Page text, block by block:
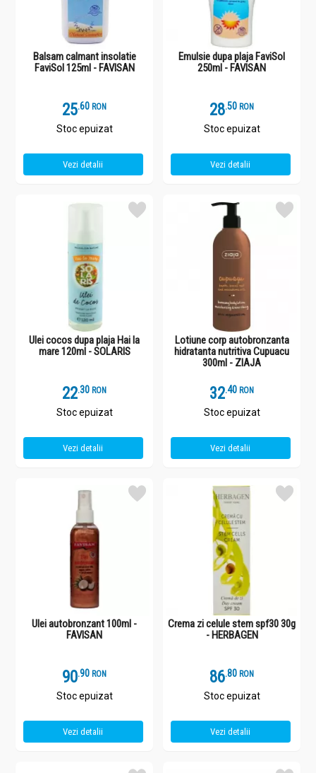
Balsam calmant insolatie
FaviSol 125ml - FAVISAN
25.6 RON
Stoc epuizat
Vezi detalii
Emulsie dupa plaja FaviSol
250ml - FAVISAN
28.5 RON
Stoc epuizat
Vezi detalii
Ulei cocos dupa plaja Hai la
mare 120ml - SOLARIS
22.3 RON
Stoc epuizat
Vezi detalii
Lotiune corp autobronzanta
hidratanta nutritiva Cupuacu
300ml - ZIAJA
32.4 RON
Stoc epuizat
Vezi detalii
Ulei autobronzant 100ml -
FAVISAN
90.9 RON
Stoc epuizat
Vezi detalii
Crema zi celule stem spf30 30g
- HERBAGEN
86.8 RON
Stoc epuizat
Vezi detalii